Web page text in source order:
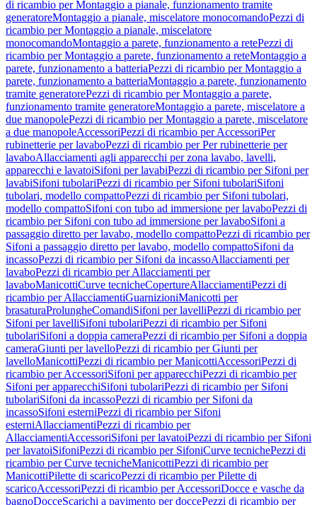
di ricambio per Montaggio a pianale, funzionamento tramite
generatoreMontaggio a pianale, miscelatore monocomandoPezzi di
ricambio per Montaggio a pianale, miscelatore
monocomandoMontaggio a parete, funzionamento a retePezzi di
ricambio per Montaggio a parete, funzionamento a reteMontaggio a
parete, funzionamento a batteriaPezzi di ricambio per Montaggio a
parete, funzionamento a batteriaMontaggio a parete, funzionamento
tramite generatorePezzi di ricambio per Montaggio a parete,
funzionamento tramite generatoreMontaggio a parete, miscelatore a
due manopolePezzi di ricambio per Montaggio a parete, miscelatore
a due manopoleAccessoriPezzi di ricambio per AccessoriPer
rubinetterie per lavaboPezzi di ricambio per Per rubinetterie per
lavaboAllacciamenti agli apparecchi per zona lavabo, lavelli,
apparecchi e lavatoiSifoni per lavabiPezzi di ricambio per Sifoni per
lavabiSifoni tubolariPezzi di ricambio per Sifoni tubolariSifoni
tubolari, modello compattoPezzi di ricambio per Sifoni tubolari,
modello compattoSifoni con tubo ad immersione per lavaboPezzi di
ricambio per Sifoni con tubo ad immersione per lavaboSifoni a
passaggio diretto per lavabo, modello compattoPezzi di ricambio per
Sifoni a passaggio diretto per lavabo, modello compattoSifoni da
incassoPezzi di ricambio per Sifoni da incassoAllacciamenti per
lavaboPezzi di ricambio per Allacciamenti per
lavaboManicottiCurve tecnicheCopertureAllacciamentiPezzi di
ricambio per AllacciamentiGuarnizioniManicotti per
brasaturaProlungheComandiSifoni per lavelliPezzi di ricambio per
Sifoni per lavelliSifoni tubolariPezzi di ricambio per Sifoni
tubolariSifoni a doppia cameraPezzi di ricambio per Sifoni a doppia
cameraGiunti per lavelloPezzi di ricambio per Giunti per
lavelloManicottiPezzi di ricambio per ManicottiAccessoriPezzi di
ricambio per AccessoriSifoni per apparecchiPezzi di ricambio per
Sifoni per apparecchiSifoni tubolariPezzi di ricambio per Sifoni
tubolariSifoni da incassoPezzi di ricambio per Sifoni da
incassoSifoni esterniPezzi di ricambio per Sifoni
esterniAllacciamentiPezzi di ricambio per
AllacciamentiAccessoriSifoni per lavatoiPezzi di ricambio per Sifoni
per lavatoiSifoniPezzi di ricambio per SifoniCurve tecnichePezzi di
ricambio per Curve tecnicheManicottiPezzi di ricambio per
ManicottiPilette di scaricoPezzi di ricambio per Pilette di
scaricoAccessoriPezzi di ricambio per AccessoriDocce e vasche da
bagnoDocceScarichi a pavimento per doccePezzi di ricambio per